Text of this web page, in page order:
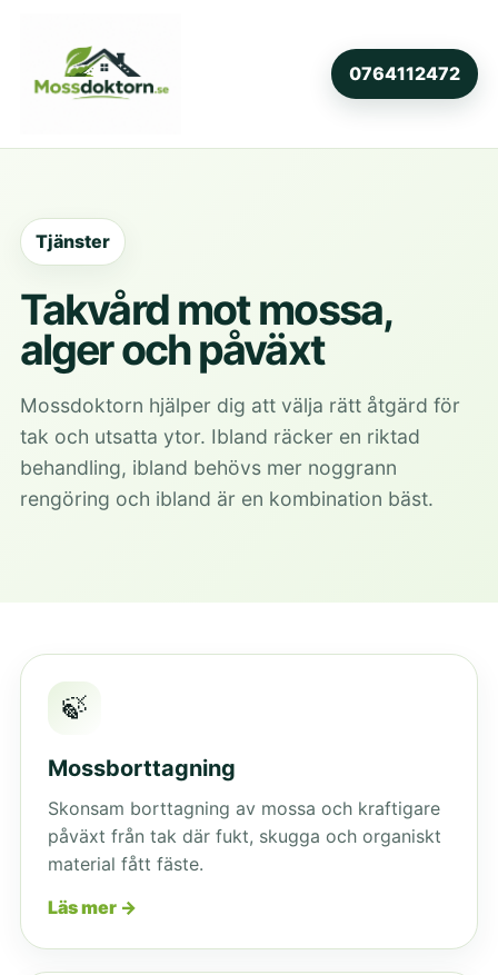
0764112472
Tjänster
Takvård mot mossa,
alger och påväxt
Mossdoktorn hjälper dig att välja rätt åtgärd för
tak och utsatta ytor. Ibland räcker en riktad
behandling, ibland behövs mer noggrann
rengöring och ibland är en kombination bäst.
🍃
Mossborttagning
Skonsam borttagning av mossa och kraftigare
påväxt från tak där fukt, skugga och organiskt
material fått fäste.
Läs mer →